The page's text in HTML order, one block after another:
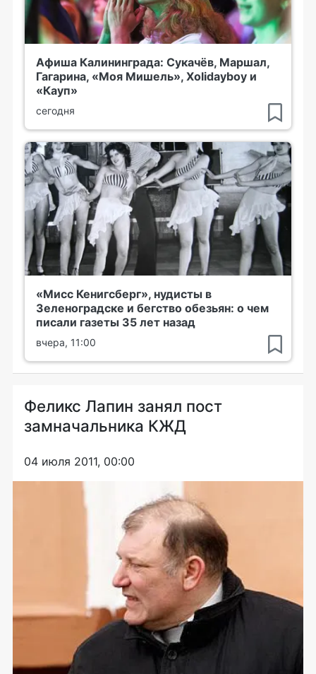
Афиша Калининграда: Сукачёв, Маршал,
Гагарина, «Моя Мишель», Xolidayboy и
«Кауп»
сегодня
«Мисс Кенигсберг», нудисты в
Зеленоградске и бегство обезьян: о чем
писали газеты 35 лет назад
вчера, 11:00
Феликс Лапин занял пост
замначальника КЖД
04 июля 2011, 00:00